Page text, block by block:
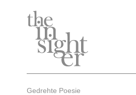
Gedrehte Poesie